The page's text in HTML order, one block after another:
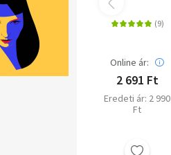
Online ár:
2 691 Ft
Eredeti ár: 2 990
Ft